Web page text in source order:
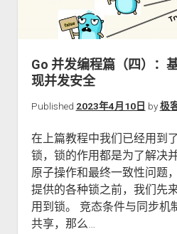
极客智坊
Go 并发编程篇（四）：
现并发安全
Published 2023年4月10日 by极
在上篇教程中我们已经用到
锁，锁的作用都是为了解决
原子操作和最终一致性问题
提供的各种锁之前，我们先
用到锁。 竞态条件与同步机
共享，那么…